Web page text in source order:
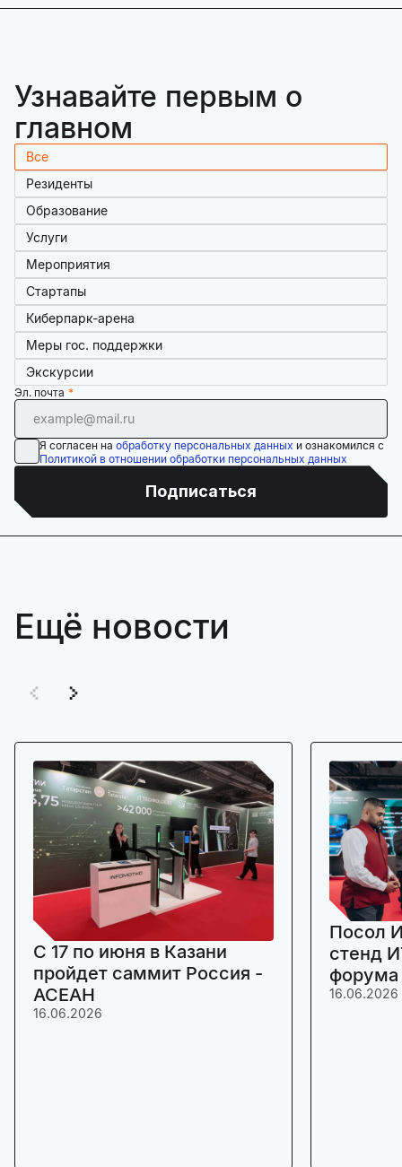
Узнавайте первым о
главном
Все
Резиденты
Образование
Услуги
Мероприятия
Стартапы
Киберпарк-арена
Меры гос. поддержки
Экскурсии
Эл. почта
Я согласен на обработку персональных данных и ознакомился с
Политикой в отношении обработки персональных данных
Подписаться
Ещё новости
C 17 по июня в Казани
пройдет саммит Россия -
АСЕАН
16.06.2026
Посол
стенд
16.06.2026